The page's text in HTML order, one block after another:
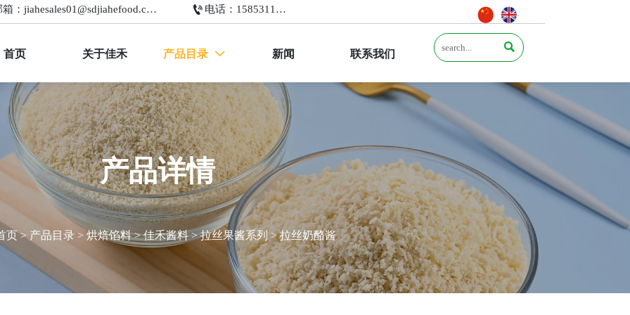
邮箱：jiahesales01@sdjiahefood.com  电话：15853111073
首页 关于佳禾 产品目录  新闻 联系我们

产品详情
页> 产品目录 > 烘焙馅料>佳禾酱料 >拉丝果酱系列>拉丝奶酪酱